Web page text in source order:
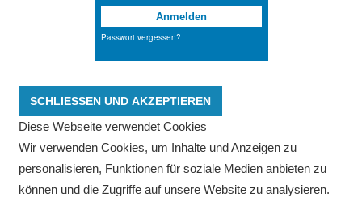
Diese Webseite verwendet Cookies
Wir verwenden Cookies, um Inhalte und Anzeigen zu
personalisieren, Funktionen für soziale Medien anbieten zu
können und die Zugriffe auf unsere Website zu analysieren.